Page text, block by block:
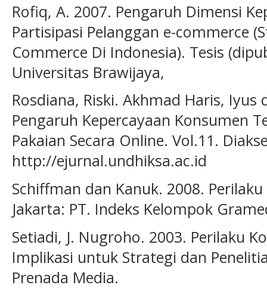
Rofiq, A. 2007. Pengaruh Dimensi
Partisipasi Pelanggan e-commerce
Commerce Di Indonesia). Tesis
Universitas Brawijaya,
Rosdiana, Riski. Akhmad Haris, Iyus
Pengaruh Kepercayaan Konsumen
Pakaian Secara Online. Vol.11.
http://ejurnal.undhiksa.ac.id
Schiffman dan Kanuk. 2008.
Jakarta: PT. Indeks Kelompok
Setiadi, J. Nugroho. 2003. Perilaku
Implikasi untuk Strategi dan
Prenada Media.